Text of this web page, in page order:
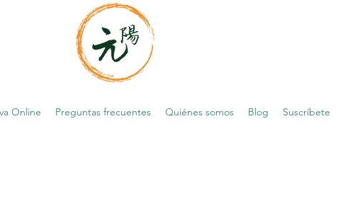
Online Preguntas frecuentes Quiénes somos Blog Suscríbete